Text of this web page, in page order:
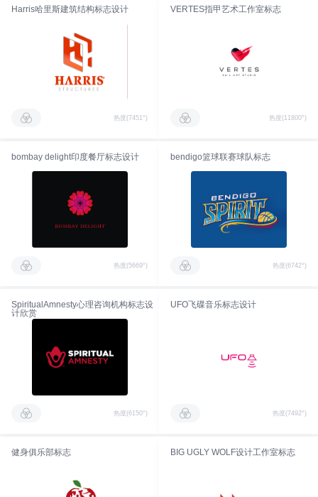
Harris哈里斯建筑结构标志设计
热度(7451°)
VERTES指甲艺术工作室标志
热度(11800°)
bombay delight印度餐厅标志设计
热度(5669°)
bendigo篮球联赛球队标志
热度(6742°)
SpiritualAmnesty心理咨询机构标志设
计欣赏
热度(6150°)
UFO飞碟音乐标志设计
热度(7492°)
健身俱乐部标志 BIG UGLY WOLF设计工作室标志